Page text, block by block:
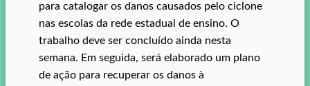
para catalogar os danos causados pelo ciclone
nas escolas da rede estadual de ensino. O
trabalho deve ser concluído ainda nesta
semana. Em seguida, será elaborado um plano
de ação para recuperar os danos à